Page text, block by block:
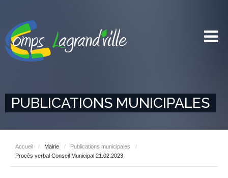
PUBLICATIONS MUNICIPALES
Accueil / Mairie / Publications municipales
/
Procès verbal Conseil Municipal 21.02.2023